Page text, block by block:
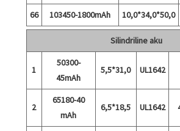
66
103450-1800mAh 10,0*34,0*50,0
Silindriline aku
1
50300-
45mAh
5,5*31,0 UL1642
2
65180-40
mAh
6,5*18,5 UL1642